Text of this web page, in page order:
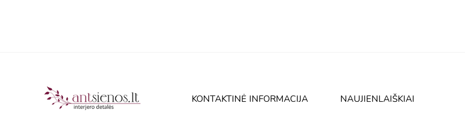
KONTAKTINĖ INFORMACIJA NAUJIENLAIŠKIAI